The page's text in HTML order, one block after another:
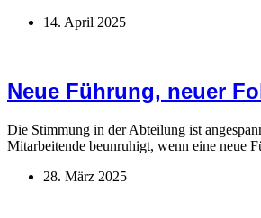
14. April 2025
Neue Führung, neuer
Die Stimmung in der Abteilung ist
Mitarbeitende beunruhigt, wenn eine neue
28. März 2025